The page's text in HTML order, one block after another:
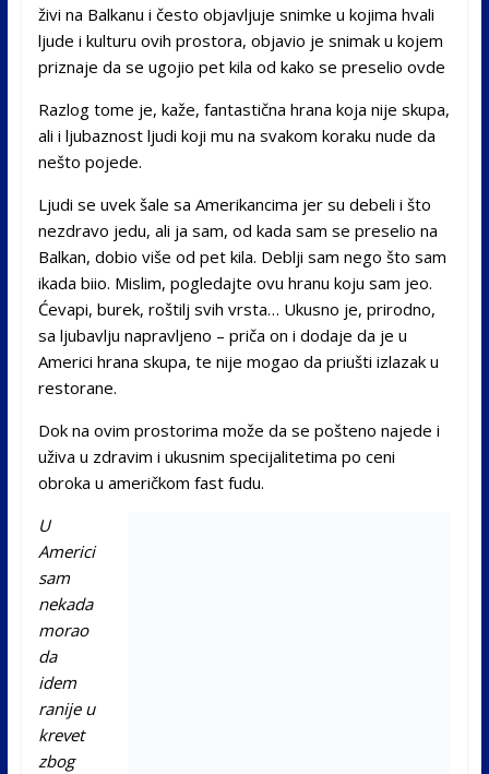
živi na Balkanu i često objavljuje snimke u kojima hvali
ljude i kulturu ovih prostora, objavio je snimak u kojem
priznaje da se ugojio pet kila od kako se preselio ovde
Razlog tome je, kaže, fantastična hrana koja nije skupa,
ali i ljubaznost ljudi koji mu na svakom koraku nude da
nešto pojede.
Ljudi se uvek šale sa Amerikancima jer su debeli i što
nezdravo jedu, ali ja sam, od kada sam se preselio na
Balkan, dobio više od pet kila. Deblji sam nego što sam
ikada biio. Mislim, pogledajte ovu hranu koju sam jeo.
Ćevapi, burek, roštilj svih vrsta… Ukusno je, prirodno,
sa ljubavlju napravljeno – priča on i dodaje da je u
Americi hrana skupa, te nije mogao da priušti izlazak u
restorane.
Dok na ovim prostorima može da se pošteno najede i
uživa u zdravim i ukusnim specijalitetima po ceni
obroka u američkom fast fudu.
U
Americi
sam
nekada
morao
da
idem
ranije u
krevet
zbog